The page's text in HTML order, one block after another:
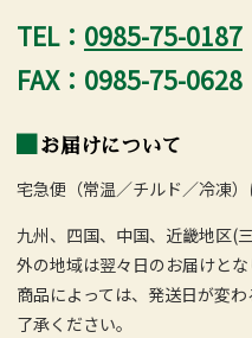
TEL： 0985-75-0187
FAX：0985-75-0628
お届けについて
宅急便（常温／チルド／冷凍）
九州、四国、中国、近畿地区(
外の地域は翌々日のお届けとな
商品によっては、発送日が変
了承ください。